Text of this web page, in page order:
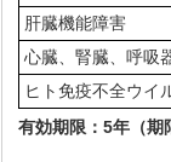
肝臓機能障害
心臓、腎臓、呼吸
ヒト免疫不全ウイ
有効期限：5年（期